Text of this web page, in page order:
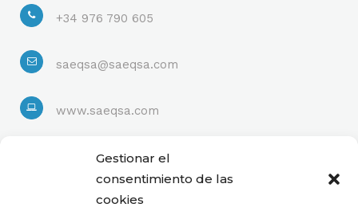
Gestionar el
consentimiento de las
cookies
+34 976 790 605
saeqsa@saeqsa.com
www.saeqsa.com
Linkedin